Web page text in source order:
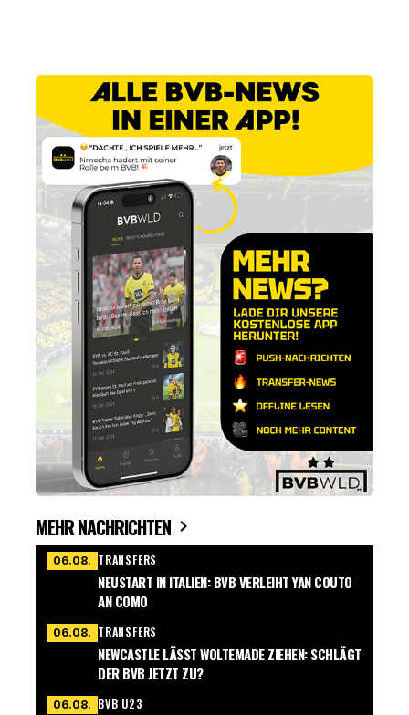
MEHR NACHRICHTEN
06.08. TRANSFERS
NEUSTART IN ITALIEN: BVB VERLEIHT YAN COUTO
AN COMO
06.08. TRANSFERS
NEWCASTLE LÄSST WOLTEMADE ZIEHEN: SCHLÄGT
DER BVB JETZT ZU?
06.08. BVB U23